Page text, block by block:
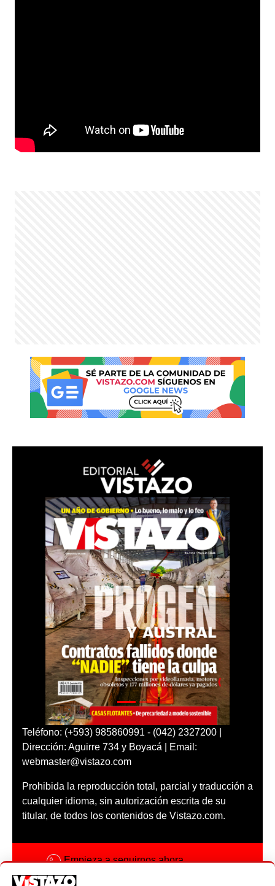
Teléfono: (+593) 985860991 - (042) 2327200 |
Dirección: Aguirre 734 y Boyacá | Email:
webmaster@vistazo.com
Prohibida la reproducción total, parcial y traducción a
cualquier idioma, sin autorización escrita de su
titular, de todos los contenidos de Vistazo.com.
Empieza a seguirnos ahora